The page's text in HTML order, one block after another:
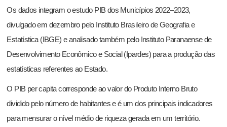
Os dados integram o estudo PIB dos Municípios 2022–2023,
divulgado em dezembro pelo Instituto Brasileiro de Geografia e
Estatística (IBGE) e analisado também pelo Instituto Paranaense de
Desenvolvimento Econômico e Social (Ipardes) para a produção das
estatísticas referentes ao Estado.
O PIB per capita corresponde ao valor do Produto Interno Bruto
dividido pelo número de habitantes e é um dos principais indicadores
para mensurar o nível médio de riqueza gerada em um território.